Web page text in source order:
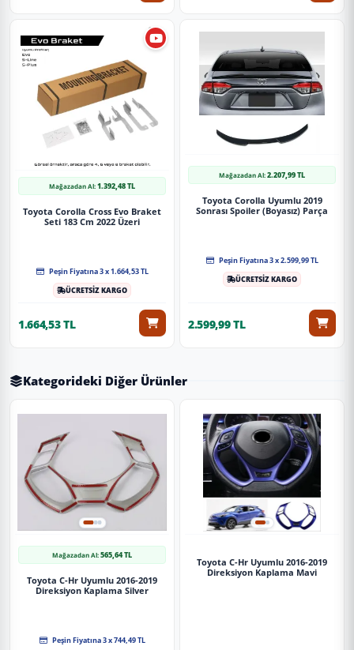
Mağazadan Al:1.392,48 TL
Toyota Corolla Cross Evo Braket
Seti 183 Cm 2022 Üzeri
Peşin Fiyatına 3 x 1.664,53 TL
ÜCRETSİZ KARGO
1.664,53 TL
Mağazadan Al:2.207,99 TL
Toyota Corolla Uyumlu 2019
Sonrası Spoiler (Boyasız) Parça
Peşin Fiyatına 3 x 2.599,99 TL
ÜCRETSİZ KARGO
2.599,99 TL
Kategorideki Diğer Ürünler
Mağazadan Al:565,64 TL
Toyota C-Hr Uyumlu 2016-2019
Direksiyon Kaplama Silver
Peşin Fiyatına 3 x 744,49 TL
Toyota C-Hr Uyumlu 2016-2019
Direksiyon Kaplama Mavi